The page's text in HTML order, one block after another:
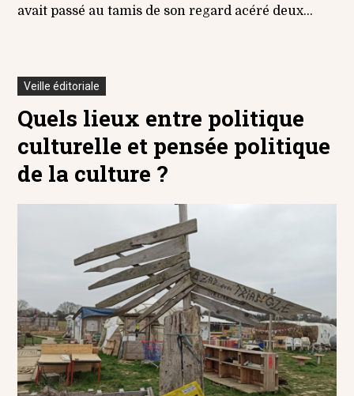
avait passé au tamis de son regard acéré deux...
Veille éditoriale
Quels lieux entre politique
culturelle et pensée politique
de la culture ?